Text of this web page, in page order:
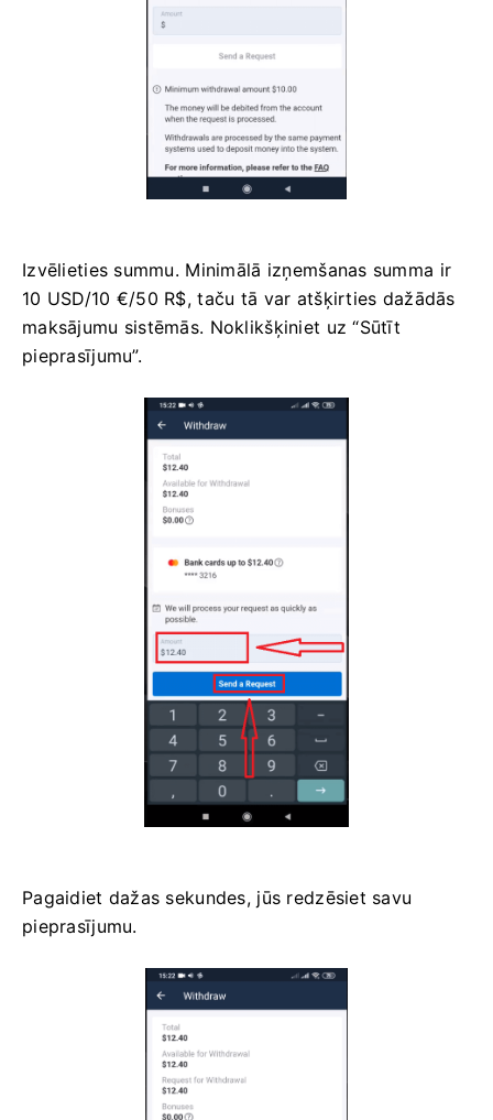
Izvēlieties summu. Minimālā izņemšanas summa ir
10 USD/10 €/50 R$, taču tā var atšķirties dažādās
maksājumu sistēmās. Noklikšķiniet uz “Sūtīt
pieprasījumu”.
Pagaidiet dažas sekundes, jūs redzēsiet savu
pieprasījumu.